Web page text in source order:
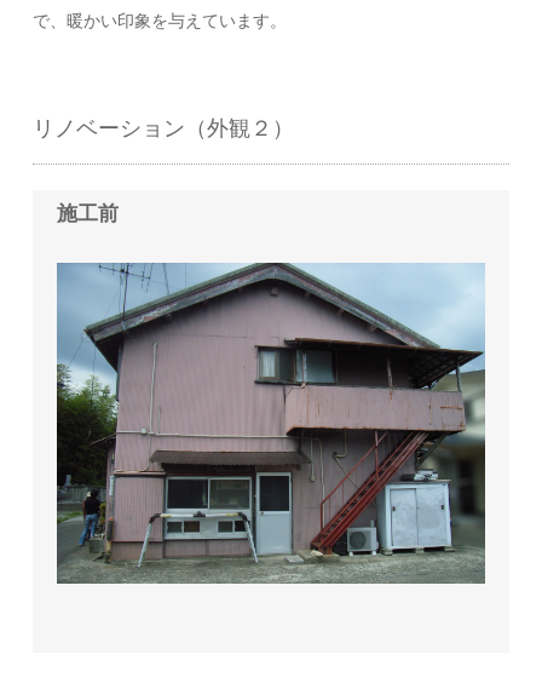
で、暖かい印象を与えています。
リノベーション（外観２）
施工前